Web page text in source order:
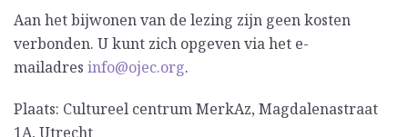
Aan het bijwonen van de lezing zijn geen kosten
verbonden. U kunt zich opgeven via het e-
mailadres info@ojec.org.
Plaats: Cultureel centrum MerkAz, Magdalenastraat
1A, Utrecht